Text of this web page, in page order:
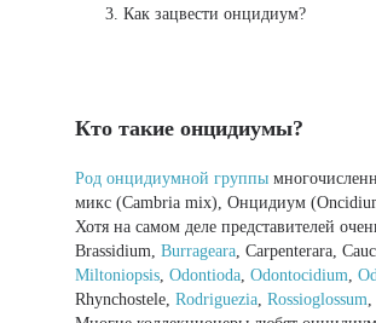
Как зацвести онцидиум?
Кто такие онцидиумы?
Род онцидиумной группы
микс (Cambria mix), Онцидиум
Хотя на самом деле представителей
Brassidium, Burrageara, Carpenterara,
Miltoniopsis, Odontioda, Odontocidium,
Rhynchostele, Rodriguezia, Rossioglossum,